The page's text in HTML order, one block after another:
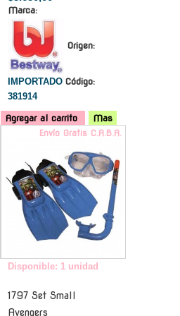
Marca:
Origen:
IMPORTADO Código:
381914
Agregar al carrito
Mas
Envío Gratis C.A.B.A.
Disponible: 1 unidad
1797 Set Small
Avengers